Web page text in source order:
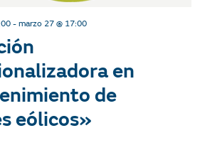
- marzo 27 @ 17:00
en
de
eólicos»